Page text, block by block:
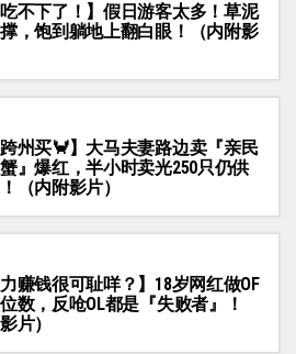
吃不下了！】假日游客太多！草泥
，饱到躺地上翻白眼！（内附影
跨州买🦀】大马夫妻路边卖『亲民
』爆红，半小时卖光250只仍供
（内附影片）
力赚钱很可耻咩？】18岁网红做OF
数，反呛OL都是『失败者』！
片）